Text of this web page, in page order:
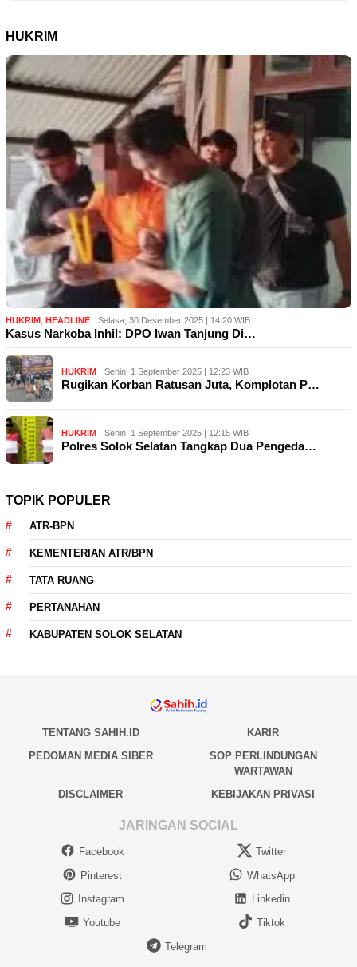
HUKRIM
HUKRIM HEADLINE Selasa, 30 Desember 2025 | 14:20 WIB
Kasus Narkoba Inhil: DPO Iwan Tanjung Di…
HUKRIM Senin, 1 September 2025 | 12:23 WIB
Rugikan Korban Ratusan Juta, Komplotan P…
HUKRIM Senin, 1 September 2025 | 12:15 WIB
Polres Solok Selatan Tangkap Dua Pengeda…
TOPIK POPULER
ATR-BPN
KEMENTERIAN ATR/BPN
TATA RUANG
PERTANAHAN
KABUPATEN SOLOK SELATAN
TENTANG SAHIH.ID
KARIR
PEDOMAN MEDIA SIBER
SOP PERLINDUNGAN
WARTAWAN
DISCLAIMER
KEBIJAKAN PRIVASI
JARINGAN SOCIAL
Facebook
Twitter
Pinterest
WhatsApp
Instagram
Linkedin
Youtube
Tiktok
Telegram